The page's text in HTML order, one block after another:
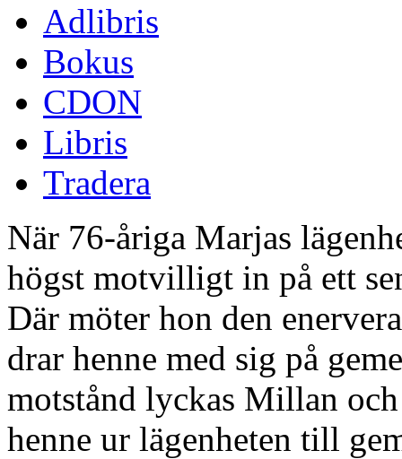
Adlibris
Bokus
CDON
Libris
Tradera
När 76-åriga Marjas
högst motvilligt in på ett
Där möter hon den
drar henne med sig på
motstånd lyckas Millan
henne ur lägenheten till